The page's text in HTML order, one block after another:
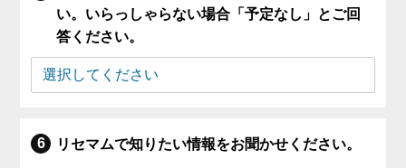
い。いらっしゃらない場合「予定なし」とご回
答ください。
リセマムで知りたい情報をお聞かせください。